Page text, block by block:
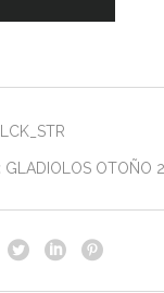
GLADIOLOS OTOÑO